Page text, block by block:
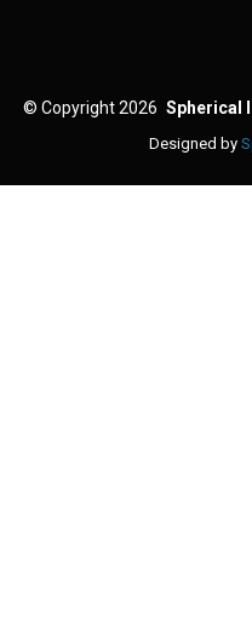
© Copyright 2026 Spherical
Designed by